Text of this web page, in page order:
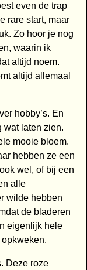
even de trap
rare start, maar
Zo hoor je nog
waarin ik
altijd noem.
altijd allemaal
hobby’s. En
wat laten zien.
mooie bloem.
hebben ze een
wel, of bij een
alle
wilde hebben
de bladeren
eigenlijk hele
Deze roze